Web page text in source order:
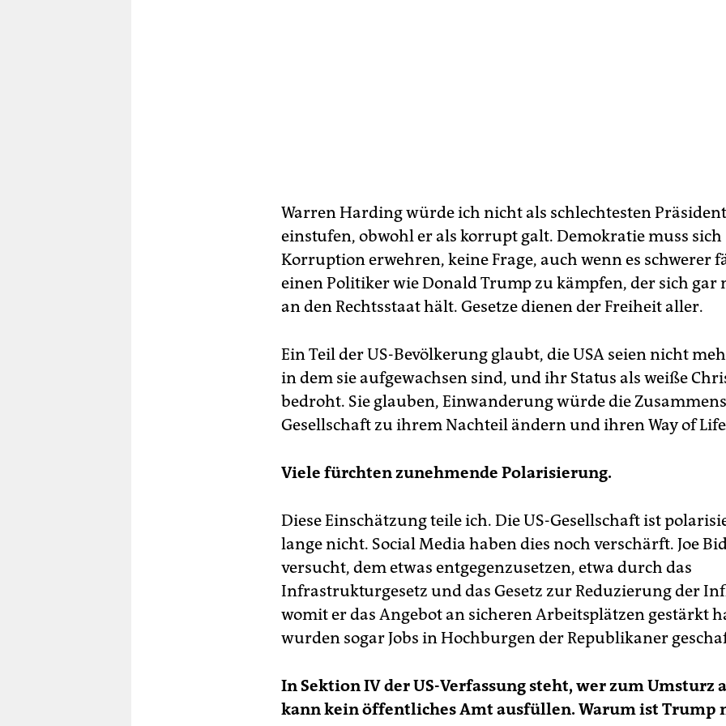
Warren Harding würde ich nicht als schlechtesten
einstufen, obwohl er als korrupt galt. Demokratie muss sich
Korruption erwehren, keine Frage, auch wenn es schwerer
einen Politiker wie Donald Trump zu kämpfen, der sich gar
an den Rechtsstaat hält. Gesetze dienen der Freiheit aller.
Ein Teil der US-Bevölkerung glaubt, die USA seien nicht
in dem sie aufgewachsen sind, und ihr Status als weiße
bedroht. Sie glauben, Einwanderung würde die
Gesellschaft zu ihrem Nachteil ändern und ihren Way of
Viele fürchten zunehmende Polarisierung.
Diese Einschätzung teile ich. Die US-Gesellschaft ist
lange nicht. Social Media haben dies noch verschärft. Joe
versucht, dem etwas entgegenzusetzen, etwa durch das
Infrastrukturgesetz und das Gesetz zur Reduzierung der
womit er das Angebot an sicheren Arbeitsplätzen gestärkt
wurden sogar Jobs in Hochburgen der Republikaner
In Sektion IV der US-Verfassung steht, wer zum Umsturz
kann kein öffentliches Amt ausfüllen. Warum ist Trump